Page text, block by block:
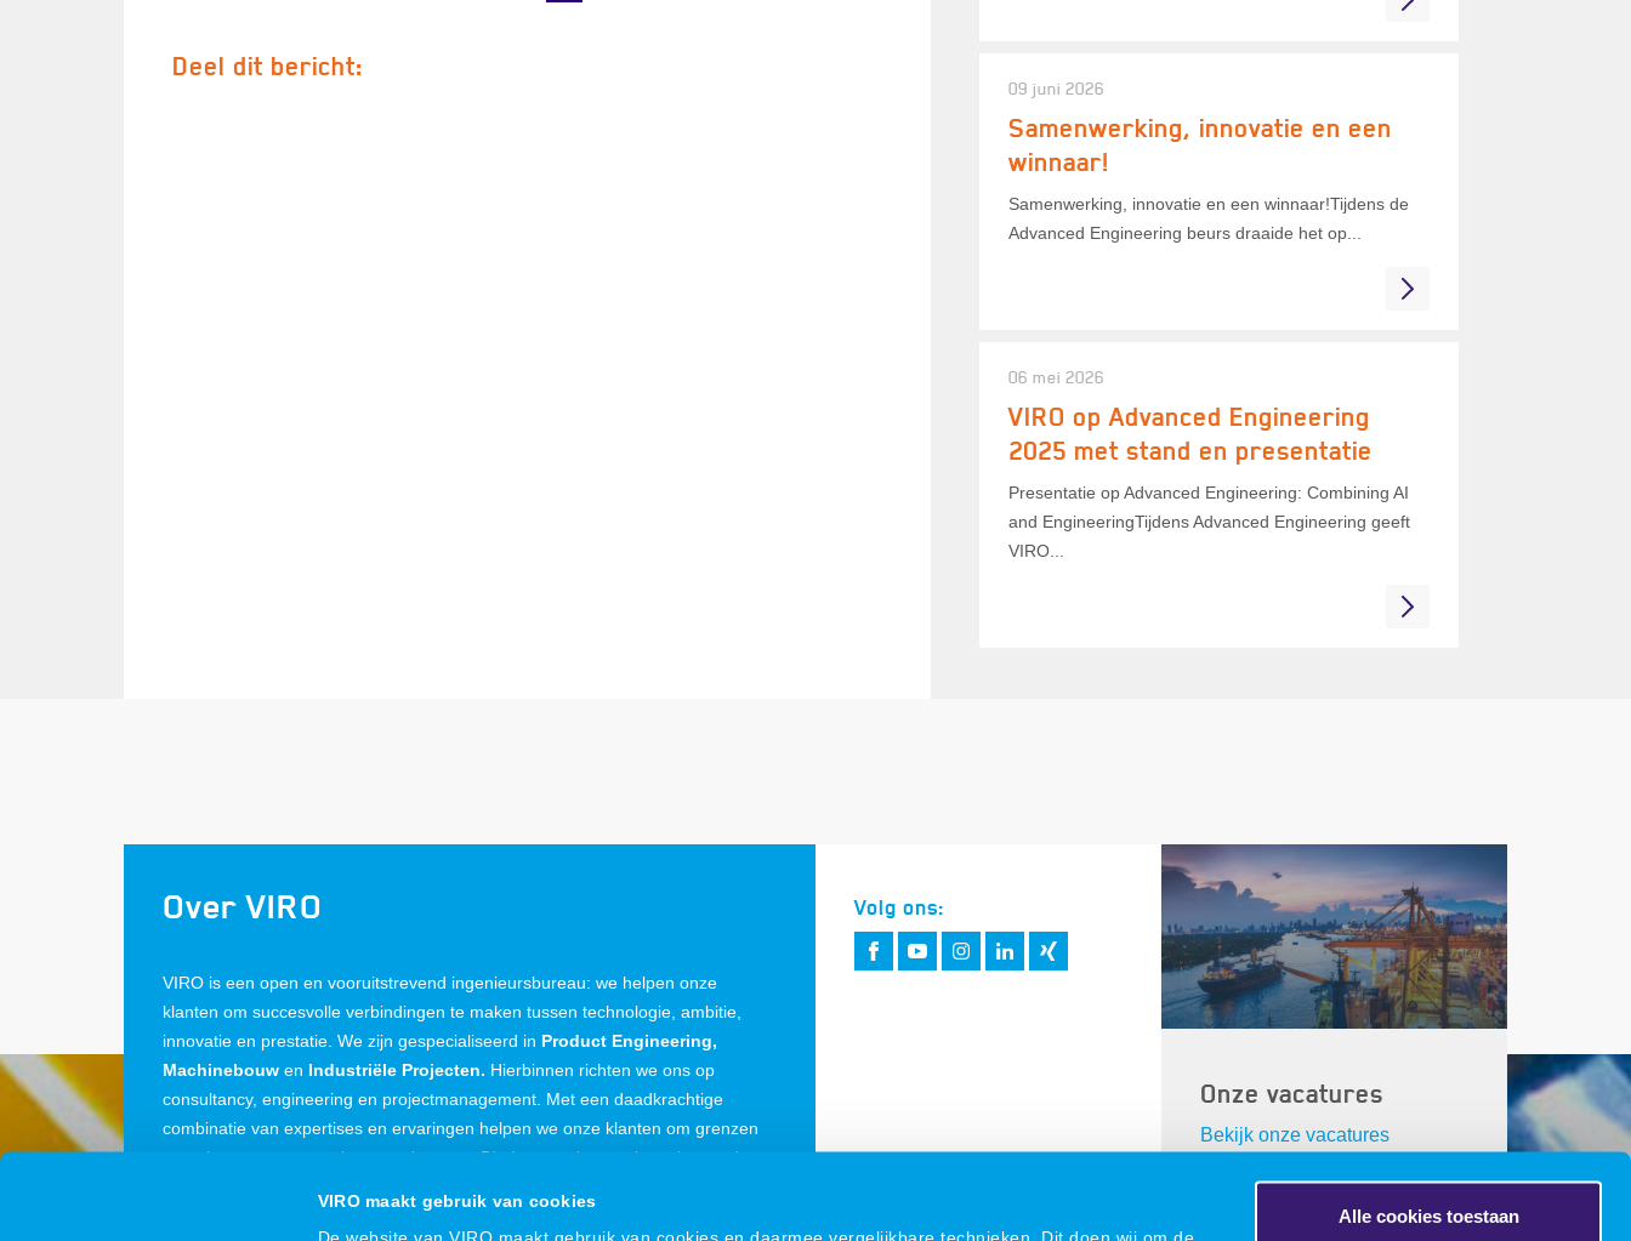
VIRO maakt gebruik van cookies
De website van VIRO maakt gebruik van cookies en daarmee vergelijkbare technieken. Dit doen wij om de
Alle cookies toestaan
Deel dit bericht:
09 juni 2026
Samenwerking, innovatie en een
winnaar!
Samenwerking, innovatie en een winnaar!Tijdens de
Advanced Engineering beurs draaide het op...
06 mei 2026
VIRO op Advanced Engineering
2025 met stand en presentatie
Presentatie op Advanced Engineering: Combining AI
and EngineeringTijdens Advanced Engineering geeft
VIRO...
Over VIRO
VIRO is een open en vooruitstrevend ingenieursbureau: we helpen onze
klanten om succesvolle verbindingen te maken tussen technologie, ambitie,
innovatie en prestatie. We zijn gespecialiseerd in Product Engineering,
Machinebouw en Industriële Projecten. Hierbinnen richten we ons op
consultancy, engineering en projectmanagement. Met een daadkrachtige
combinatie van expertises en ervaringen helpen we onze klanten om grenzen
te verleggen en prestaties te verbeteren. Dit doen we internationaal met ruim
Volg ons:
Onze vacatures
Bekijk onze vacatures